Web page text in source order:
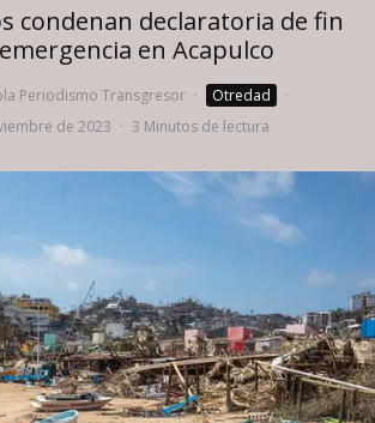
condenan declaratoria de fin
en Acapulco
Periodismo Transgresor · Otredad
·
de 2023 · 3 Minutos de lectura